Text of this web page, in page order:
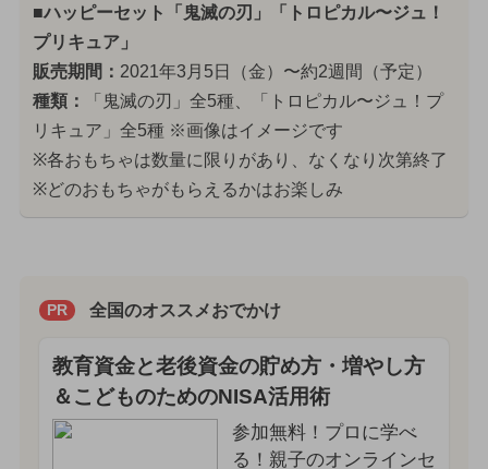
■ハッピーセット「鬼滅の刃」「トロピカル〜ジュ！
プリキュア」
販売期間： 2021年3月5日（金）〜約2週間（予定）
種類：
「鬼滅の刃」全5種、「トロピカル〜ジュ！プ
リキュア」全5種 ※画像はイメージです
※各おもちゃは数量に限りがあり、なくなり次第終了
※どのおもちゃがもらえるかはお楽しみ
PR 全国のオススメおでかけ
教育資金と老後資金の貯め方・増やし方
＆こどものためのNISA活用術
参加無料！プロに学べ
る！親子のオンラインセ